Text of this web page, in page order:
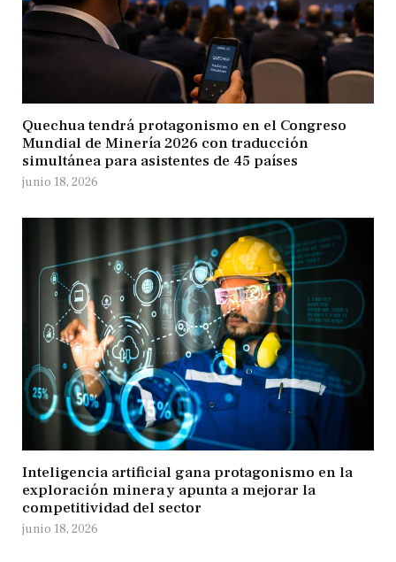
Quechua tendrá protagonismo en el Congreso
Mundial de Minería 2026 con traducción
simultánea para asistentes de 45 países
junio 18, 2026
Inteligencia artificial gana protagonismo en la
exploración minera y apunta a mejorar la
competitividad del sector
junio 18, 2026